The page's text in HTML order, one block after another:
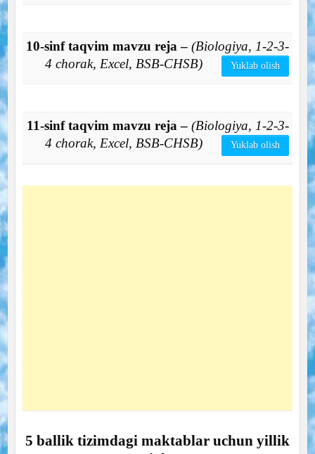
10-sinf taqvim mavzu reja – (Biologiya, 1-2-3-
4 chorak, Excel, BSB-CHSB)
Yuklab olish
11-sinf taqvim mavzu reja – (Biologiya, 1-2-3-
4 chorak, Excel, BSB-CHSB)
Yuklab olish
5 ballik tizimdagi maktablar uchun yillik